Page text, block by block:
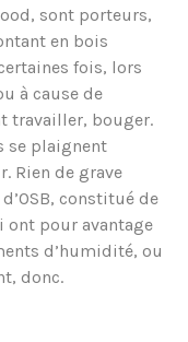
sont porteurs,
en bois
fois, lors
à cause de
travailler, bouger.
se plaignent
Rien de grave
constitué de
ont pour avantage
d’humidité, ou
donc.